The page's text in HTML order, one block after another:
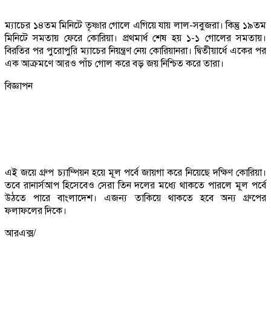
ম্যাচের ১৪তম মিনিটে তৃষ্ণার গোলে এগিয়ে যায় লাল-সবুজরা। কিন্তু ১৯তম
মিনিটে সমতায় ফেরে কোরিয়া। প্রথমার্ধ শেষ হয় ১-১ গোলের সমতায়।
বিরতির পর পুরোপুরি ম্যাচের নিয়ন্ত্রণ নেয় কোরিয়ানরা। দ্বিতীয়ার্ধে একের পর
এক আক্রমণে আরও পাঁচ গোল করে বড় জয় নিশ্চিত করে তারা।
বিজ্ঞাপন
এই জয়ে গ্রুপ চ্যাম্পিয়ন হয়ে মূল পর্বে জায়গা করে নিয়েছে দক্ষিণ কোরিয়া।
তবে রানার্সআপ হিসেবেও সেরা তিন দলের মধ্যে থাকতে পারলে মূল পর্বে
উঠতে পারে বাংলাদেশ। এজন্য তাকিয়ে থাকতে হবে অন্য গ্রুপের
ফলাফলের দিকে।
আরএক্স/